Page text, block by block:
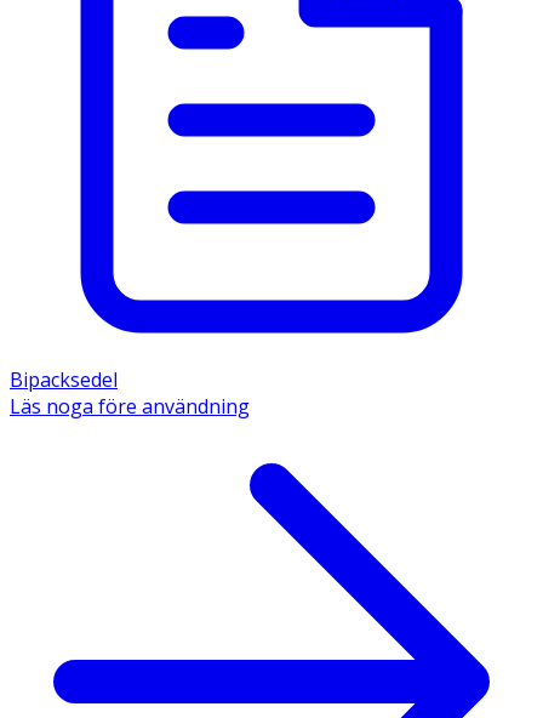
Bipacksedel
Läs noga före användning